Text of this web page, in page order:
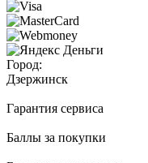
Город:
Дзержинск
Гарантия сервиса
Баллы за покупки